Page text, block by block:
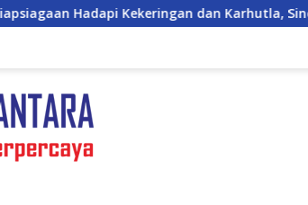
dan Karhutla, Sinergi Seluruh Lini